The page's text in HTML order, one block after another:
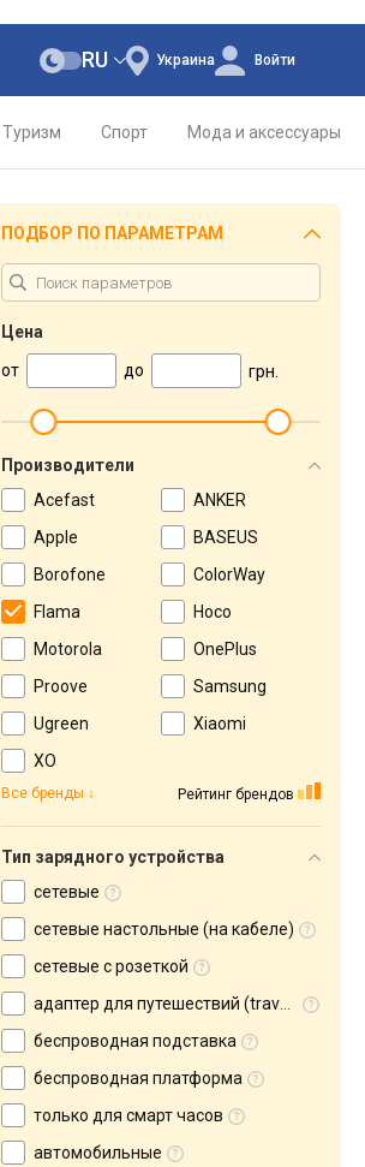
Украина
RU Войти
Туризм Спорт Мода и аксессуары
ПОДБОР ПО ПАРАМЕТРАМ
Цена
от
до грн.
Производители
Acefast
ANKER
Apple
BASEUS
Borofone
ColorWay
Flama
Hoco
Motorola
OnePlus
Proove
Samsung
Ugreen
Xiaomi
XO
Рейтинг брендов
Все бренды
Тип зарядного устройства
сетевые
сетевые настольные (на кабеле)
сетевые с розеткой
адаптер для путешествий (travel adapter)
беспроводная подставка
беспроводная платформа
только для смарт часов
автомобильные